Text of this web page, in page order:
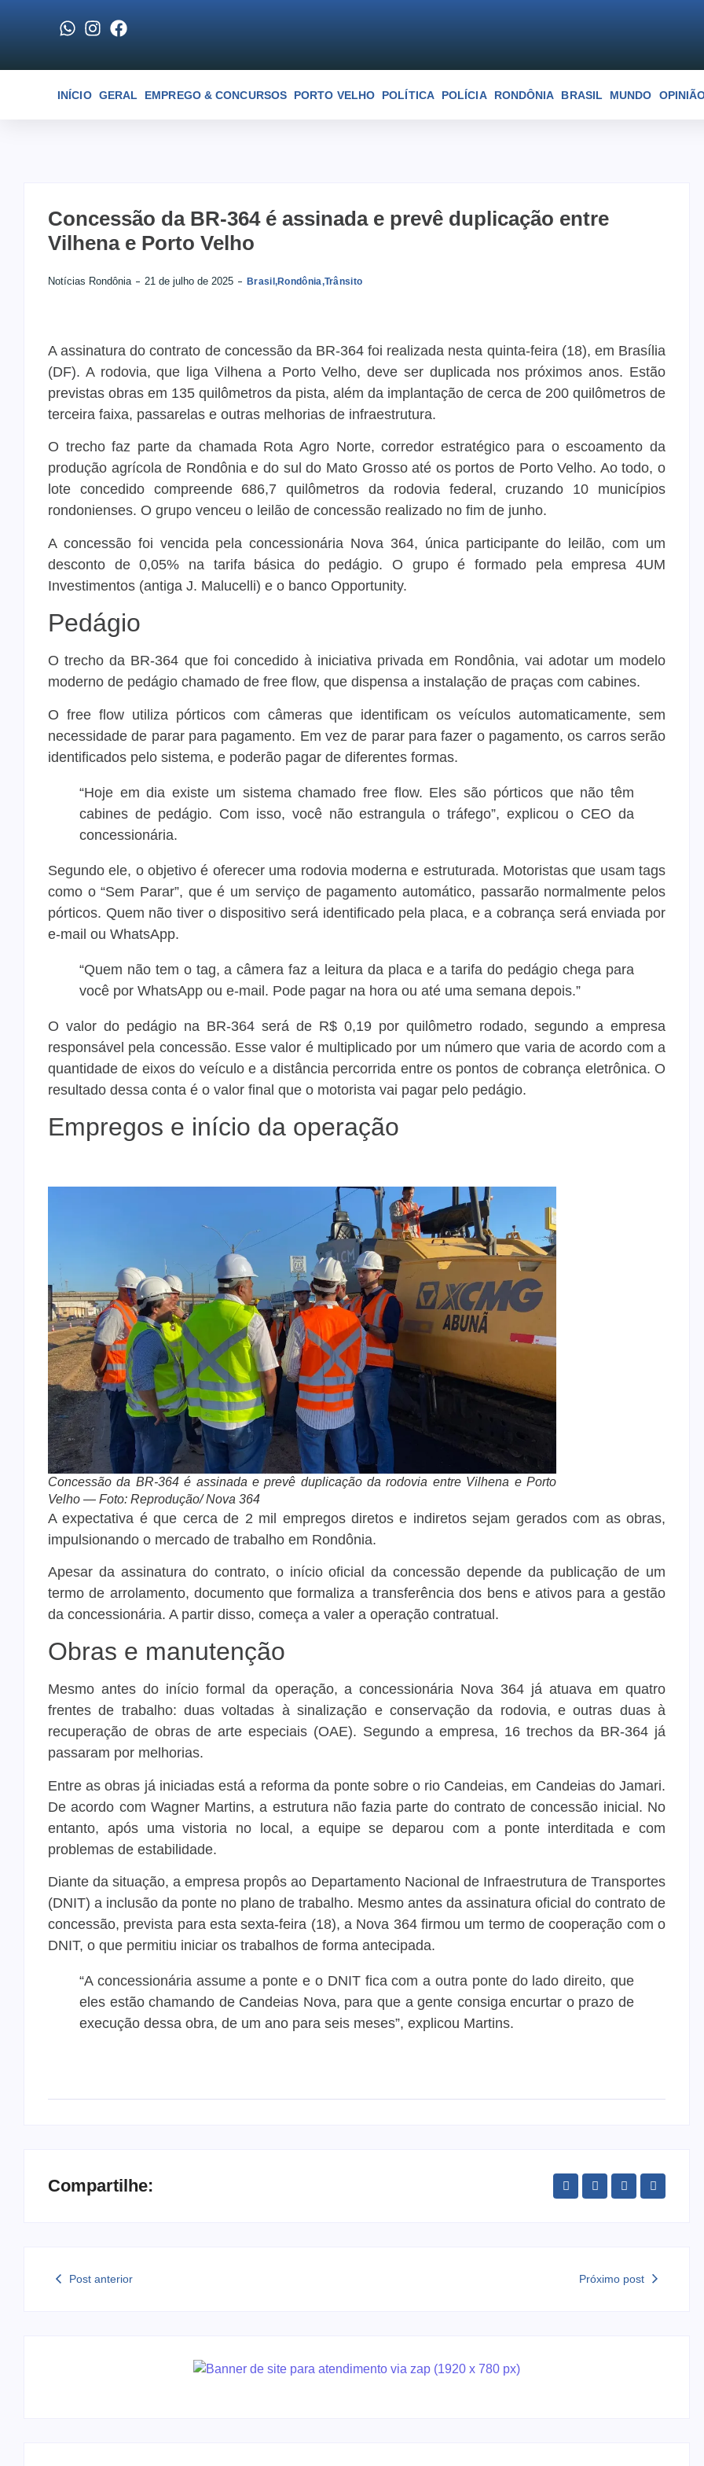
INÍCIO GERAL EMPREGO & CONCURSOS PORTO VELHO POLÍTICA POLÍCIA RONDÔNIA BRASIL MUNDO
Concessão da BR-364 é assinada e prevê duplicação entre
Vilhena e Porto Velho
Notícias Rondônia 21 de julho de 2025 Brasil ,Rondônia,Trânsito
A assinatura do contrato de concessão da BR-364 foi realizada nesta quinta-feira (18), em Brasília
(DF). A rodovia, que liga Vilhena a Porto Velho, deve ser duplicada nos próximos anos. Estão
previstas obras em 135 quilômetros da pista, além da implantação de cerca de 200 quilômetros de
terceira faixa, passarelas e outras melhorias de infraestrutura.
O trecho faz parte da chamada Rota Agro Norte, corredor estratégico para o escoamento da
produção agrícola de Rondônia e do sul do Mato Grosso até os portos de Porto Velho. Ao todo, o
lote concedido compreende 686,7 quilômetros da rodovia federal, cruzando 10 municípios
rondonienses. O grupo venceu o leilão de concessão realizado no fim de junho.
A concessão foi vencida pela concessionária Nova 364, única participante do leilão, com um
desconto de 0,05% na tarifa básica do pedágio. O grupo é formado pela empresa 4UM
Investimentos (antiga J. Malucelli) e o banco Opportunity.
Pedágio
O trecho da BR-364 que foi concedido à iniciativa privada em Rondônia, vai adotar um modelo
moderno de pedágio chamado de free flow, que dispensa a instalação de praças com cabines.
O free flow utiliza pórticos com câmeras que identificam os veículos automaticamente, sem
necessidade de parar para pagamento. Em vez de parar para fazer o pagamento, os carros serão
identificados pelo sistema, e poderão pagar de diferentes formas.
“Hoje em dia existe um sistema chamado free flow. Eles são pórticos que não têm
cabines de pedágio. Com isso, você não estrangula o tráfego”, explicou o CEO da
concessionária.
Segundo ele, o objetivo é oferecer uma rodovia moderna e estruturada. Motoristas que usam tags
como o “Sem Parar”, que é um serviço de pagamento automático, passarão normalmente pelos
pórticos. Quem não tiver o dispositivo será identificado pela placa, e a cobrança será enviada por
e-mail ou WhatsApp.
“Quem não tem o tag, a câmera faz a leitura da placa e a tarifa do pedágio chega para
você por WhatsApp ou e-mail. Pode pagar na hora ou até uma semana depois.”
O valor do pedágio na BR-364 será de R$ 0,19 por quilômetro rodado, segundo a empresa
responsável pela concessão. Esse valor é multiplicado por um número que varia de acordo com a
quantidade de eixos do veículo e a distância percorrida entre os pontos de cobrança eletrônica. O
resultado dessa conta é o valor final que o motorista vai pagar pelo pedágio.
Empregos e início da operação
Concessão da BR-364 é assinada e prevê duplicação da rodovia entre Vilhena e Porto
Velho — Foto: Reprodução/ Nova 364
A expectativa é que cerca de 2 mil empregos diretos e indiretos sejam gerados com as obras,
impulsionando o mercado de trabalho em Rondônia.
Apesar da assinatura do contrato, o início oficial da concessão depende da publicação de um
termo de arrolamento, documento que formaliza a transferência dos bens e ativos para a gestão
da concessionária. A partir disso, começa a valer a operação contratual.
Obras e manutenção
Mesmo antes do início formal da operação, a concessionária Nova 364 já atuava em quatro
frentes de trabalho: duas voltadas à sinalização e conservação da rodovia, e outras duas à
recuperação de obras de arte especiais (OAE). Segundo a empresa, 16 trechos da BR-364 já
passaram por melhorias.
Entre as obras já iniciadas está a reforma da ponte sobre o rio Candeias, em Candeias do Jamari.
De acordo com Wagner Martins, a estrutura não fazia parte do contrato de concessão inicial. No
entanto, após uma vistoria no local, a equipe se deparou com a ponte interditada e com
problemas de estabilidade.
Diante da situação, a empresa propôs ao Departamento Nacional de Infraestrutura de Transportes
(DNIT) a inclusão da ponte no plano de trabalho. Mesmo antes da assinatura oficial do contrato de
concessão, prevista para esta sexta-feira (18), a Nova 364 firmou um termo de cooperação com o
DNIT, o que permitiu iniciar os trabalhos de forma antecipada.
“A concessionária assume a ponte e o DNIT fica com a outra ponte do lado direito, que
eles estão chamando de Candeias Nova, para que a gente consiga encurtar o prazo de
execução dessa obra, de um ano para seis meses”, explicou Martins.
Compartilhe:
Post anterior Próximo post